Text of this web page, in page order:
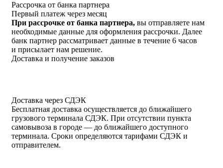
Рассрочка от банка партнера
Первый платеж через месяц
При рассрочке от банка партнера, вы отправляете нам
необходимые данные для оформления рассрочки. Далее
банк партнер рассматривает данные в течение 6 часов
и присылает нам решение.
Доставка и получение заказов
Доставка через СДЭК
Бесплатная доставка осуществляется до ближайшего
грузового терминала СДЭК. При отсутствии пункта
самовывоза в городе — до ближайшего доступного
терминала. Сроки определяются тарифами СДЭК и
отправителем.